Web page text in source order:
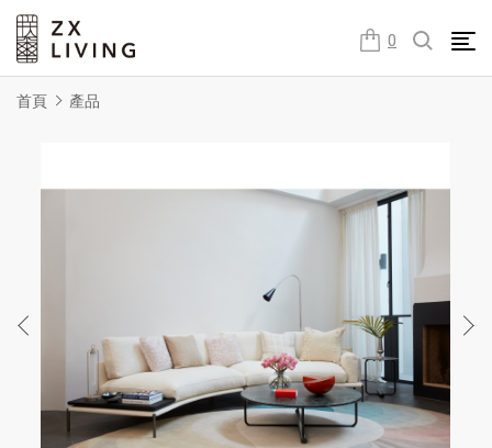
0
朕璽國際ZX LIVING官方網站
首頁 產品